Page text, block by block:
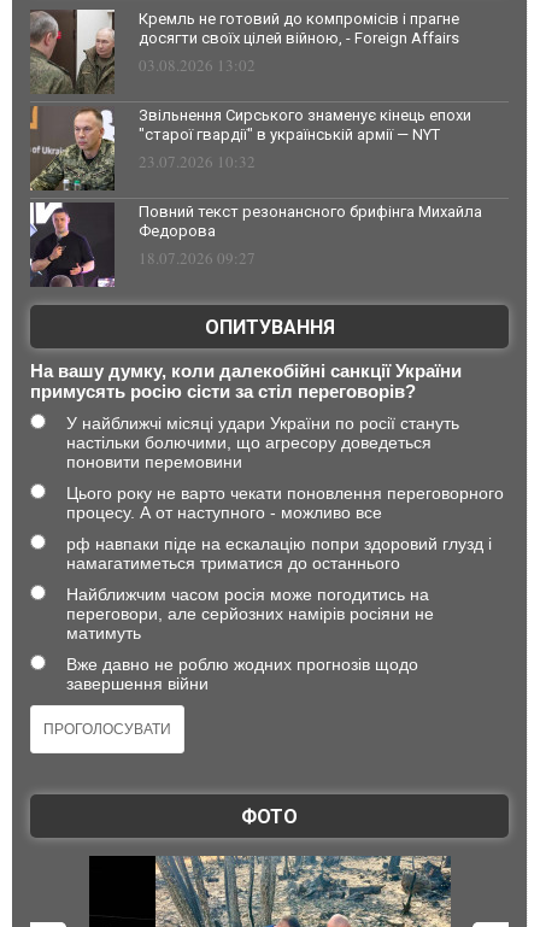
Кремль не готовий до компромісів і прагне
досягти своїх цілей війною, - Foreign Affairs
03.08.2026 13:02
Звільнення Сирського знаменує кінець епохи
"старої гвардії" в українській армії — NYT
23.07.2026 10:32
Повний текст резонансного брифінга Михайла
Федорова
18.07.2026 09:27
ОПИТУВАННЯ
На вашу думку, коли далекобійні санкції України
примусять росію сісти за стіл переговорів?
У найближчі місяці удари України по росії стануть
настільки болючими, що агресору доведеться
поновити перемовини
Цього року не варто чекати поновлення переговорного
процесу. А от наступного - можливо все
рф навпаки піде на ескалацію попри здоровий глузд і
намагатиметься триматися до останнього
Найближчим часом росія може погодитись на
переговори, але серйозних намірів росіяни не
матимуть
Вже давно не роблю жодних прогнозів щодо
завершення війни
ФОТО